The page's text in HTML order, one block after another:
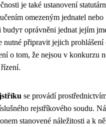
je také ustanovení
omezeným jednatel nebo
oprávněni jednat jejím
nutné připravit jejich prohlášení
o tom, že nejsou v konkurzu
se provádí
rejstříkového soudu.
stanovené náležitosti a k